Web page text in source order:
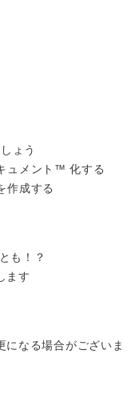
ょう
ュメント™️ 化する
成する
も！？
ます
なる場合がございま